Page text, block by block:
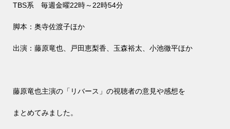
TBS系 毎週金曜22時～ 22時54分
脚本：奥寺佐渡子ほか
出演：藤原竜也、戸田恵梨香、玉森裕太、小池徹平ほか
藤原竜也主演の「リバース」の視聴者の意見や感想を
まとめてみました。